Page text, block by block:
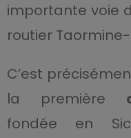
importante voie
routier
C’est
la première
fondée en